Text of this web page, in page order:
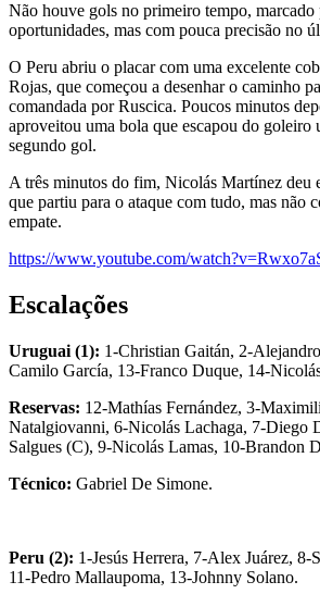
Não houve gols no primeiro tempo,
oportunidades, mas com pouca precisão no
O Peru abriu o placar com uma excelente
Rojas, que começou a desenhar o caminho
comandada por Ruscica. Poucos minutos
aproveitou uma bola que escapou do goleiro
segundo gol.
A três minutos do fim, Nicolás Martínez deu
que partiu para o ataque com tudo, mas não
empate.
https://www.youtube.com/
Escalações
Uruguai (1): 1-Christian Gaitán, 2-
Camilo García, 13-Franco Duque, 14-
Reservas: 12-Mathías Fernández, 3-
Natalgiovanni, 6-Nicolás Lachaga, 7-Diego
Salgues (C), 9-Nicolás Lamas, 10-Brandon
Técnico: Gabriel De Simone.
Peru (2): 1-Jesús Herrera, 7-Alex Juárez, 8-
11-Pedro Mallaupoma, 13-Johnny Solano.